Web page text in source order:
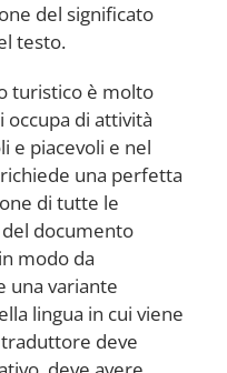
del significato
testo.
turistico è molto
occupa di attività
e piacevoli e nel
una perfetta
di tutte le
documento
modo da
una variante
lingua in cui viene
deve